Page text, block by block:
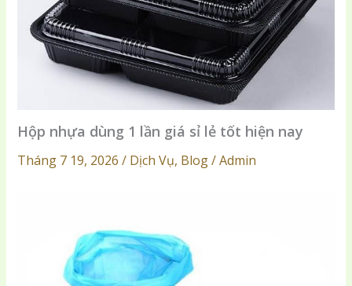
Hộp nhựa dùng 1 lần giá sỉ lẻ tốt hiện nay
Tháng 7 19, 2026 / Dịch Vụ, Blog / Admin